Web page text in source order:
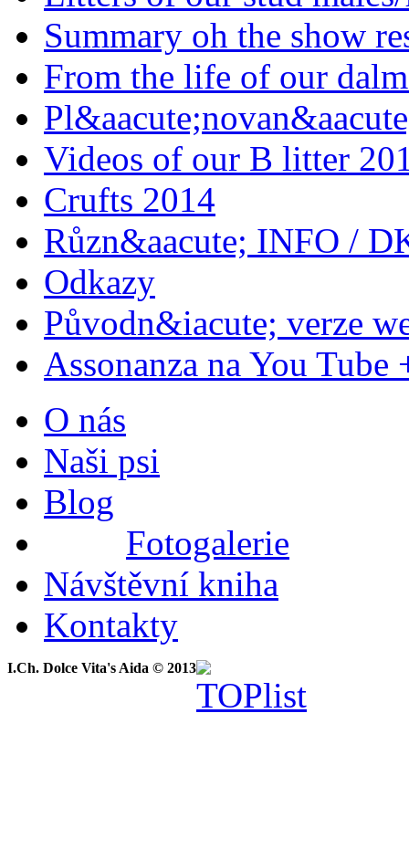
Summary oh the show
From the life of our
Videos of our B litter
Crufts 2014
Různ&aacute; INFO /
Odkazy
Původn&iacute; verze
Assonanza na You Tube
O nás
Naši psi
Blog
Fotogalerie
Návštěvní kniha
Kontakty
I.Ch. Dolce Vita's Aida © 2013